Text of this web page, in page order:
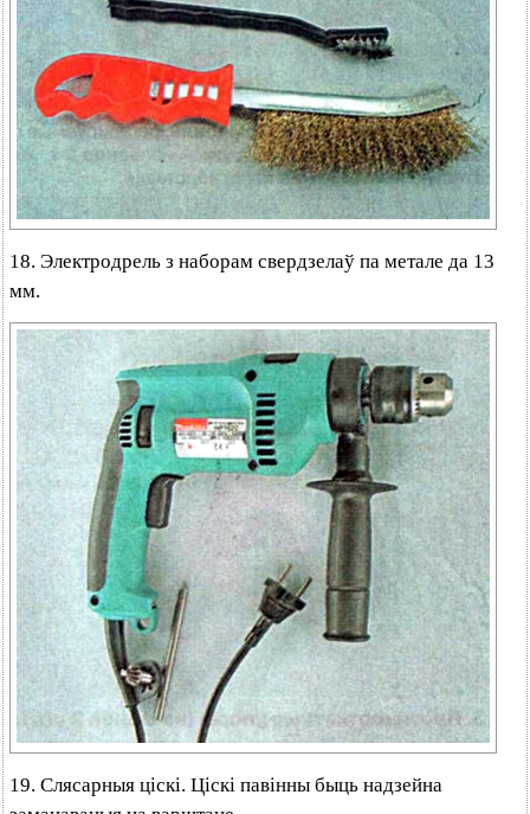
18. Электродрель з наборам свердзелаў па метале да 13
мм.
19. Слясарныя ціскі. Ціскі павінны быць надзейна